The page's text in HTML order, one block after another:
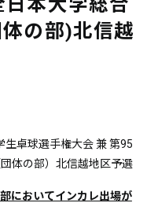
の部)北信越
卓球選手権大会 兼 第95
体の部）北信越地区予選
においてインカレ出場が